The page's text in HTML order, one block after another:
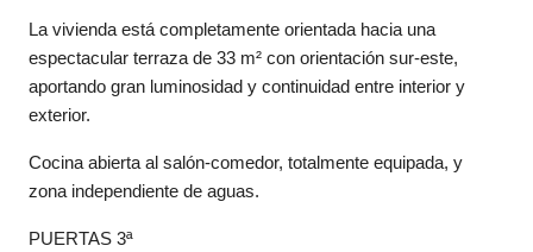
La vivienda está completamente orientada hacia una
espectacular terraza de 33 m² con orientación sur-este,
aportando gran luminosidad y continuidad entre interior y
exterior.
Cocina abierta al salón-comedor, totalmente equipada, y
zona independiente de aguas.
PUERTAS 3ª